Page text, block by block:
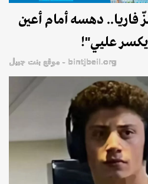
فاريا.. دهسه أمام أعين
عليي"!
bintjbeil.org - موقع بنت جبيل